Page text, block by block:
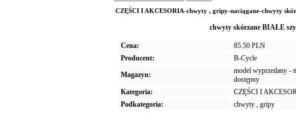
CZĘŚCI I AKCESORIA-chwyty , gripy-naciągane-chwyty
chwyty skórzane BIAŁE
Cena:
85.50 PLN
Producent:
B-Cycle
Magazyn:
model wyprzedany -
dostępny
Kategoria:
CZĘŚCI I
Podkategoria:
chwyty , gripy